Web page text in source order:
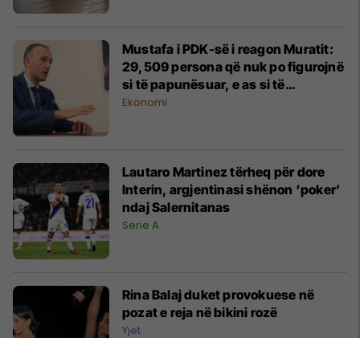
Mustafa i PDK-së i reagon Muratit:
29,509 persona që nuk po figurojnë
si të papunësuar, e as si të
punësuar i janë bashkëngjitur
Ekonomi
Lautaro Martinez tërheq për dore
Interin, argjentinasi shënon ‘poker’
ndaj Salernitanas
Serie A
Rina Balaj duket provokuese në
pozat e reja në bikini rozë
Yjet